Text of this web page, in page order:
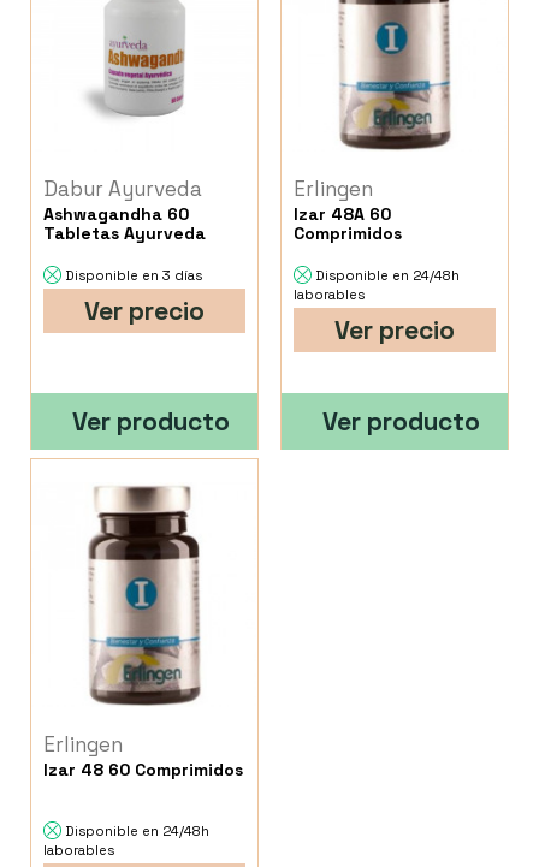
Dabur Ayurveda
Ashwagandha 60
Tabletas Ayurveda
Disponible en 3 días
Ver precio
Ver producto
Erlingen
Izar 48A 60
Comprimidos
Disponible en 24/48h
laborables
Ver precio
Ver producto
Erlingen
Izar 48 60 Comprimidos
Disponible en 24/48h
laborables